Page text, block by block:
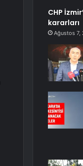
CHP
kararları
Ağustos 7,